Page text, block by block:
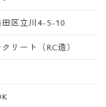
区立川4-5-10
リート（RC造）